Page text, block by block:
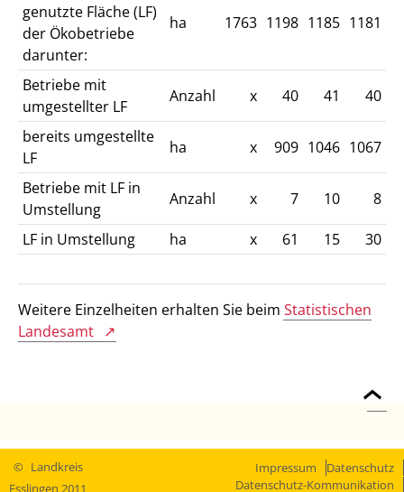
genutzte Fläche (LF)
der Ökobetriebe
darunter:
ha 1763 1198 1185 1181
Betriebe mit
umgestellter LF
Anzahl x 40 41 40
bereits umgestellte
LF
ha x 909 1046 1067
Betriebe mit LF in
Umstellung
Anzahl x 7 10 8
LF in Umstellung ha x 61 15 30
Weitere Einzelheiten erhalten Sie beim Statistischen
Landesamt
© Landkreis
Esslingen 2011
Impressum
Datenschutz
Datenschutz-Kommunikation